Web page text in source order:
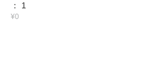
： 1
¥0